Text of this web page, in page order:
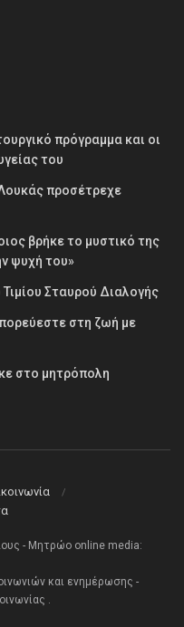
πρόγραμμα και οι
του
προσέτρεχε
βρήκε το μυστικό της
ψυχή του»
Σταυρού Διαλογής
στη ζωή με
στο μητρόπολη
- Μητρώο online media:
και ενημέρωσης -
.